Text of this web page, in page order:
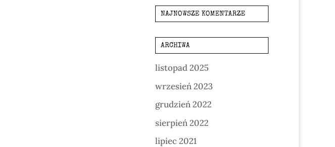
NAJNOWSZE KOMENTARZE
ARCHIWA
listopad 2025
wrzesień 2023
grudzień 2022
sierpień 2022
lipiec 2021